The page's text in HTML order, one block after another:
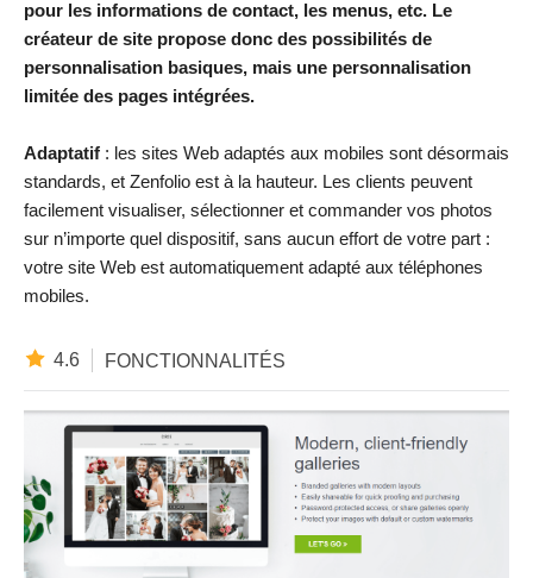
pour les informations de contact, les menus, etc. Le
créateur de site propose donc des possibilités de
personnalisation basiques, mais une personnalisation
limitée des pages intégrées.
Adaptatif : les sites Web adaptés aux mobiles sont désormais
standards, et Zenfolio est à la hauteur. Les clients peuvent
facilement visualiser, sélectionner et commander vos photos
sur n’importe quel dispositif, sans aucun effort de votre part :
votre site Web est automatiquement adapté aux téléphones
mobiles.
4.6 FONCTIONNALITÉS